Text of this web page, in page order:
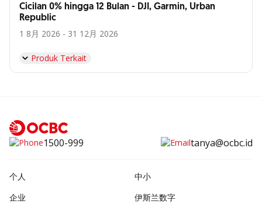
Cicilan 0% hingga 12 Bulan - DJI, Garmin, Urban
Republic
1 8月 2026 - 31 12月 2026
Produk Terkait
1500-999 tanya@ocbc.id
个人
中小
企业
伊斯兰数字